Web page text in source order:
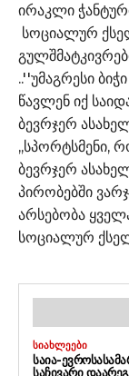
ირაკლი
სოციალურ
..''უმაგრესი
წავლენ იქ
ბევრჯერ
,,სპორტსმენი,
ბევრჯერ
პირობებში
არსებობა
სოციალურ
ᲡᲘᲐᲮᲚᲔᲔᲑᲘ
ᲡᲐᲘᲐ-
ᲡᲐᲩᲘᲕᲐᲠᲘ